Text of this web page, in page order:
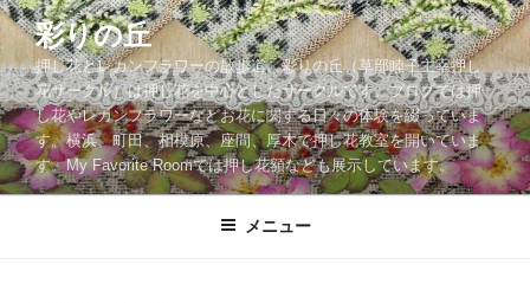
コ
ン
テ
ン
ツ
へ
ス
彩りの丘
押し花とレカンフラワーの散歩道。彩りの丘（草部睦子主宰押し
花サークル）は押し花を中心としたサークルです。ブログでは押
し花やレカンフラワーなどお花に関する日々の体験を綴っていま
す。横浜、町田、相模原、座間、厚木で押し花教室を開いていま
す。My Favorite Roomでは押し花額なども展示しています。
メニュー